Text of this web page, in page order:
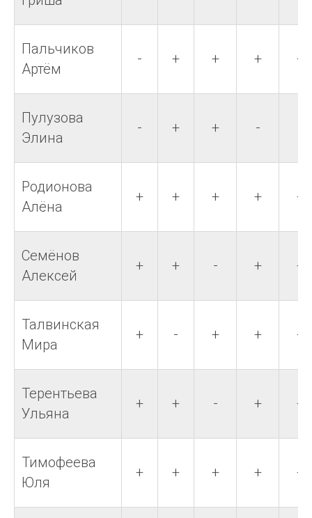
Пальчиков
Артём
- + + + +
Пулузова
Элина
- + + -
Родионова
Алёна
+ + + + +
Семёнов
Алексей
+ + - + +
Талвинская
Мира
+ - + + +
Терентьева
Ульяна
+ + - + +
Тимофеева
Юля
+ + + + +